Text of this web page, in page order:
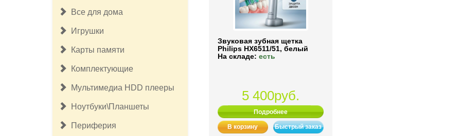
Все для дома
Игрушки
Карты памяти
Комплектующие
Мультимедиа HDD плееры
Ноутбуки\Планшеты
Периферия
Звуковая зубная щетка
Philips HX6511/51, белый
На складе: есть
5 400руб.
Подробнее
В корзину Быстрый заказ